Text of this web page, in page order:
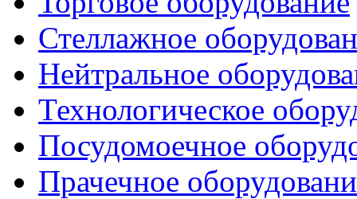
Стеллажное
Нейтральное
Технологическое
Посудомоечное
Прачечное